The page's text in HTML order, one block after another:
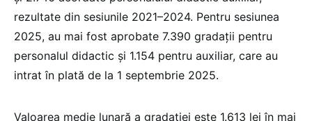
rezultate din sesiunile 2021–2024. Pentru sesiunea
2025, au mai fost aprobate 7.390 gradații pentru
personalul didactic și 1.154 pentru auxiliar, care au
intrat în plată de la 1 septembrie 2025.
Valoarea medie lunară a gradației este 1.613 lei în mai